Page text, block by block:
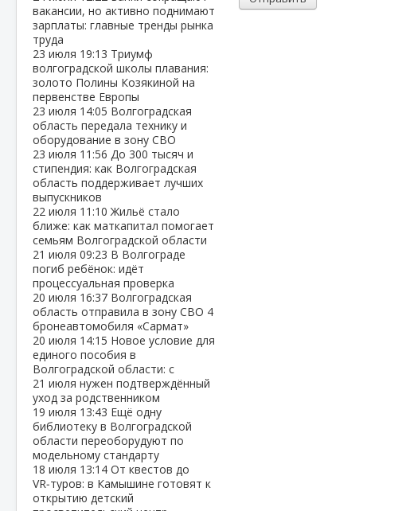
вакансии, но активно поднимают
зарплаты: главные тренды рынка
труда
23 июля 19:13 Триумф
волгоградской школы плавания:
золото Полины Козякиной на
первенстве Европы
23 июля 14:05 Волгоградская
область передала технику и
оборудование в зону СВО
23 июля 11:56 До 300 тысяч и
стипендия: как Волгоградская
область поддерживает лучших
выпускников
22 июля 11:10Жильё стало
ближе: как маткапитал помогает
семьям Волгоградской области
21 июля 09:23 В Волгограде
погиб ребёнок: идёт
процессуальная проверка
20 июля 16:37 Волгоградская
область отправила в зону СВО 4
бронеавтомобиля «Сармат»
20 июля 14:15 Новое условие для
единого пособия в
Волгоградской области: с
21 июля нужен подтверждённый
уход за родственником
19 июля 13:43 Ещё одну
библиотеку в Волгоградской
области переоборудуют по
модельному стандарту
18 июля 13:14 От квестов до
VR‑туров: в Камышине готовят к
открытию детский